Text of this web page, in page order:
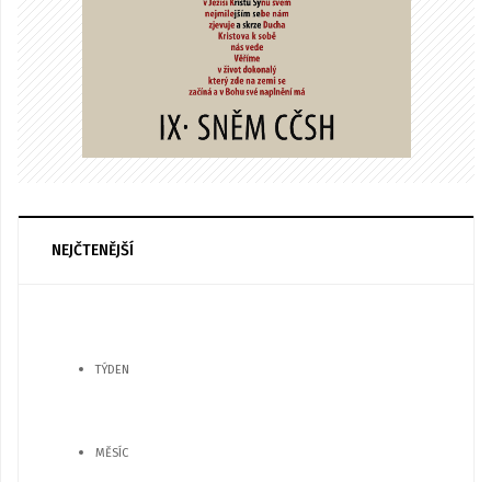
NEJČTENĚJŠÍ
TÝDEN
MĚSÍC